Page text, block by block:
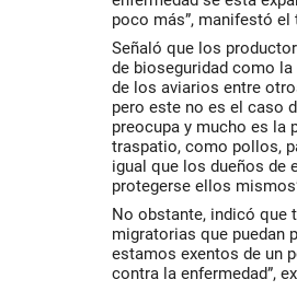
poco más”, manifestó el
Señaló que los
de bioseguridad como
de los aviarios entre
pero este no es el caso
preocupa y mucho es la
traspatio, como pollos,
igual que los dueños de
protegerse ellos
No obstante, indicó que
migratorias que puedan
estamos exentos de un
contra la enfermedad”,